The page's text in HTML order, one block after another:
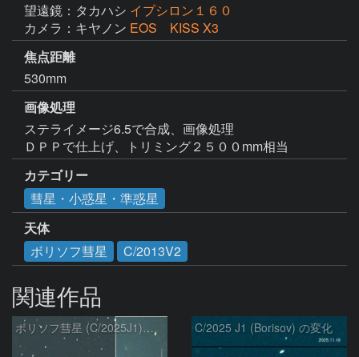
望遠鏡：タカハシ イプシロン１６０
カメラ：キヤノン EOS KISS X3
焦点距離
530mm
画像処理
ステライメージ6.5で合成、画像処理
カテゴリー
彗星・小惑星・準惑星
天体
ボリソフ彗星
C/2013V2
関連作品
ボリソフ彗星 (C/2025J1)：2026/03/17 C/2025 J1 (Borisov) の変化